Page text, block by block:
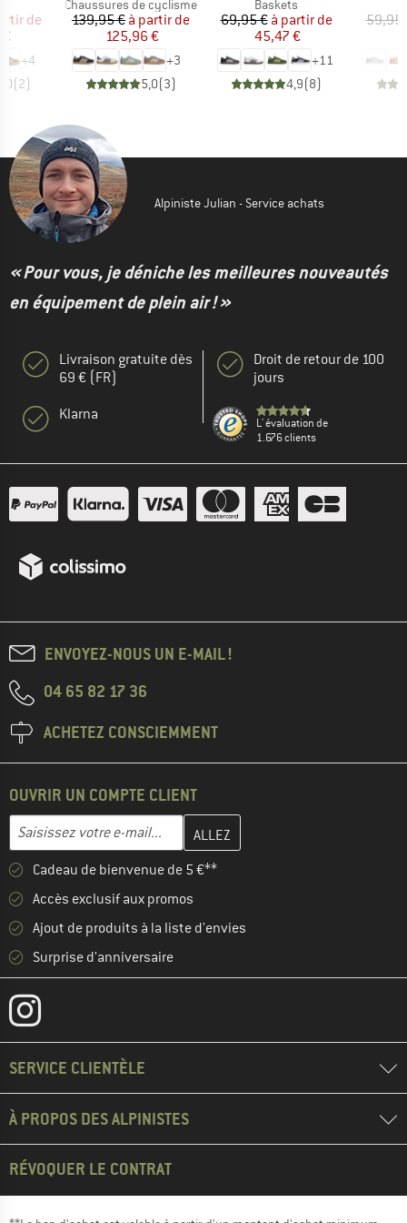
réduit
de
+4
(2)
Product group
Chaussures de cyclisme
Prix
139,95 € Prix réduit
à partir de
125,96 €
+3
5,0(3)
Product group
Baskets
Prix
69,95 € Prix réduit
à partir de
45,47 €
+11
4,9(8)
59,95
Alpiniste Julian - Service achats
« Pour vous, je déniche les meilleures nouveautés
en équipement de plein air ! »
Livraison gratuite dès
69 € (FR)
Klarna
Droit de retour de 100
jours
L' évaluation de
1.676 clients
ENVOYEZ-NOUS UN E-MAIL !
04 65 82 17 36
ACHETEZ CONSCIEMMENT
OUVRIR UN COMPTE CLIENT
Adresse e-mail
Entrez votre adresse e-mail ici et créez votre compte client à la
Cadeau de bienvenue de 5 €**
Accès exclusif aux promos
Ajout de produits à la liste d'envies
Surprise d'anniversaire
SERVICE CLIENTÈLE
À PROPOS DES ALPINISTES
RÉVOQUER LE CONTRAT